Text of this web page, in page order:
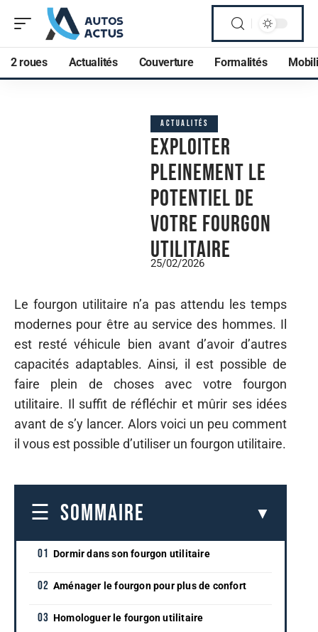
2 roues Actualités Couverture Formalités
ACTUALITÉS
Exploiter
pleinement le
potentiel de
votre fourgon
utilitaire
25/02/2026
Le fourgon utilitaire n’a pas attendu les temps
modernes pour être au service des hommes. Il
est resté véhicule bien avant d’avoir d’autres
capacités adaptables. Ainsi, il est possible de
faire plein de choses avec votre fourgon
utilitaire. Il suffit de réfléchir et mûrir ses idées
avant de s’y lancer. Alors voici un peu comment
il vous est possible d’utiliser un fourgon utilitaire.
SOMMAIRE
Dormir dans son fourgon utilitaire
Aménager le fourgon pour plus de confort
Homologuer le fourgon utilitaire